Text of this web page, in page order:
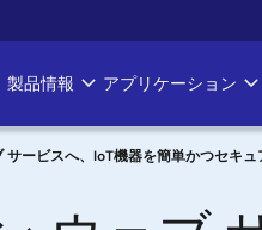
Main
navigation
製品情報 アプリケーション
サービスへ、IoT機器を簡単かつセキ